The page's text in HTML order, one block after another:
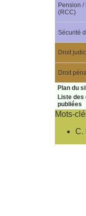
Pension
(RCC)
Sécurité
Droit
Droit
Plan du
Liste des
publiées
Mots-
C.